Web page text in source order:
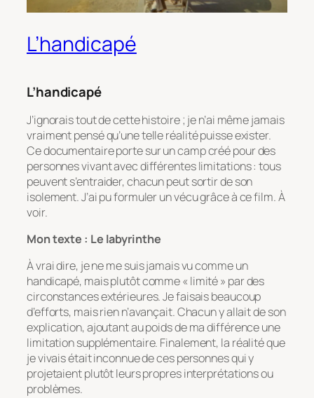
L’handicapé
L’handicapé
J’ignorais tout de cette histoire ; je n’ai même jamais
vraiment pensé qu’une telle réalité puisse exister.
Ce documentaire porte sur un camp créé pour des
personnes vivant avec différentes limitations : tous
peuvent s’entraider, chacun peut sortir de son
isolement. J’ai pu formuler un vécu grâce à ce film. À
voir.
Mon texte : Le labyrinthe
À vrai dire, je ne me suis jamais vu comme un
handicapé, mais plutôt comme « limité » par des
circonstances extérieures. Je faisais beaucoup
d’efforts, mais rien n’avançait. Chacun y allait de son
explication, ajoutant au poids de ma différence une
limitation supplémentaire. Finalement, la réalité que
je vivais était inconnue de ces personnes qui y
projetaient plutôt leurs propres interprétations ou
problèmes.